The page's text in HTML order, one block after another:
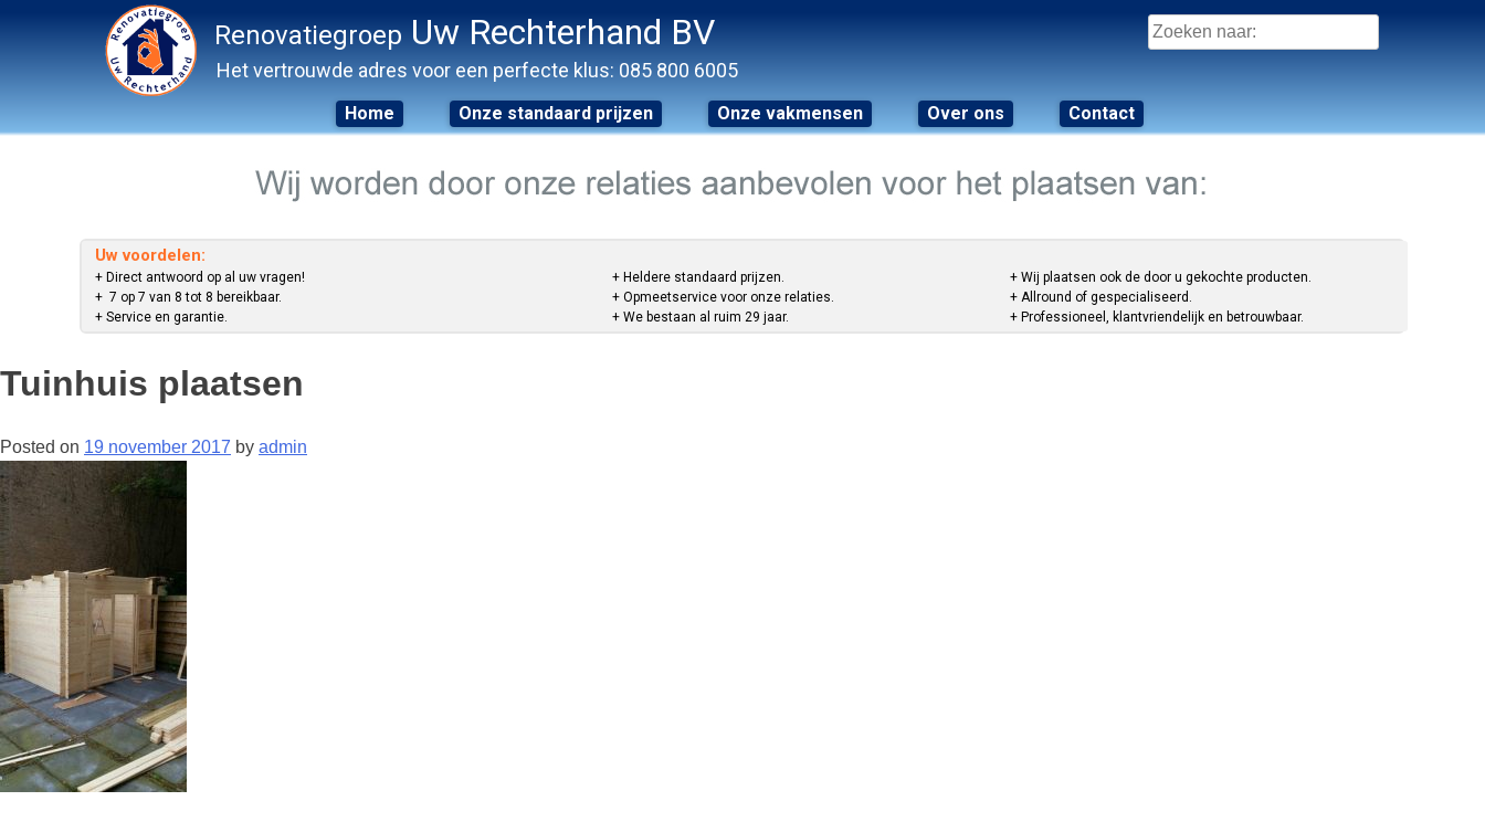
Renovatiegroep Uw Rechterhand BV
Het vertrouwde adres voor een perfecte klus: 085 800 6005
Zoeken
naar:
Home Onze standaard prijzen Onze vakmensen Over ons Contact
Uw voordelen:
+ Direct antwoord op al uw vragen!
+ 7 op 7 van 8 tot 8 bereikbaar.
+ Service en garantie.
+ Heldere standaard prijzen.
+ Opmeetservice voor onze relaties.
+ We bestaan al ruim 29 jaar.
+ Wij plaatsen ook de door u gekochte producten.
+ Allround of gespecialiseerd.
+ Professioneel, klantvriendelijk en betrouwbaar.
Tuinhuis plaatsen
Posted on 19 november 2017 by admin